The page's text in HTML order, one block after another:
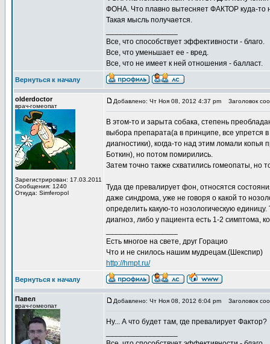
ФОНА. Что плавно вытесняет ФАКТОР куда-то
Такая мысль получается.
Все, что способствует эффективности - благо.
Все, что уменьшает ее - вред.
Все, что не имеет к ней отношения - балласт.
Вернуться к началу
olderdoctor
врач-гомеопат
Зарегистрирован: 17.03.2011
Сообщения: 1240
Откуда: Simferopol
Добавлено: Чт Ноя 08, 2012 4:37 pm Заголовок
В этом-то и зарыта собака, степень
выбора препарата(а в принципе, все упрется
диагностики), когда-то над этим ломали
Боткин), но потом помирились.
Затем точно также схватились гомеопаты, но
Туда где превалирует фон, относятся
даже синдрома, уже не говоря о какой то
определить какую-то нозологическую
диагноз, либо у пациента есть 1-2 симптома,
Есть многое на свете, друг Горацио
Что и не снилось нашим мудрецам.(Шекспир)
http://hmpt.ru/
Вернуться к началу
Павел
врач-гомеопат
Добавлено: Чт Ноя 08, 2012 6:04 pm Заголовок
Ну... А что будет там, где превалирует Фактор?